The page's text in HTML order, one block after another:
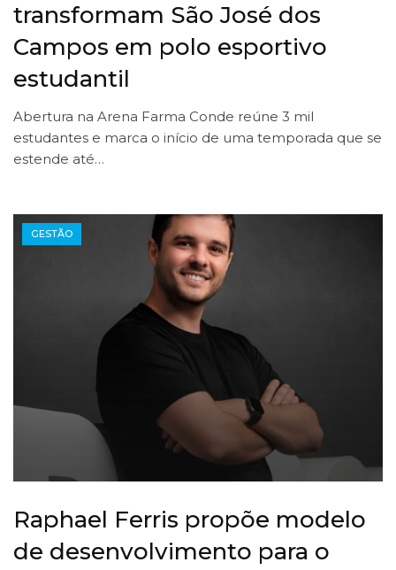
transformam São José dos
Campos em polo esportivo
estudantil
Abertura na Arena Farma Conde reúne 3 mil
estudantes e marca o início de uma temporada que se
estende até…
GESTÃO
Raphael Ferris propõe modelo
de desenvolvimento para o